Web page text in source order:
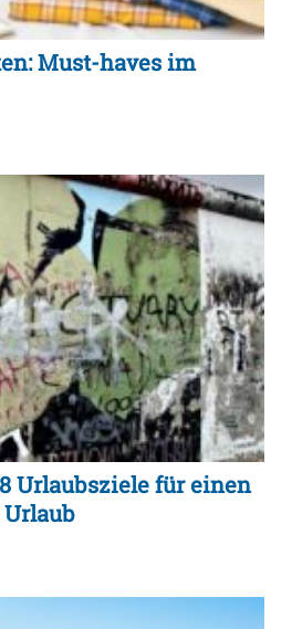
Must-haves im
Urlaubsziele für einen